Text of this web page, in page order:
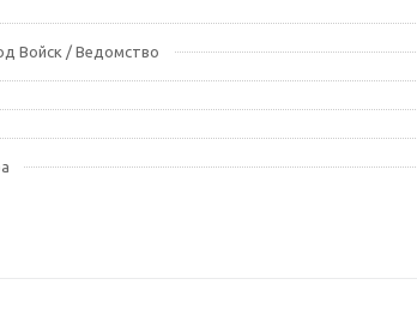
Войск / Ведомство